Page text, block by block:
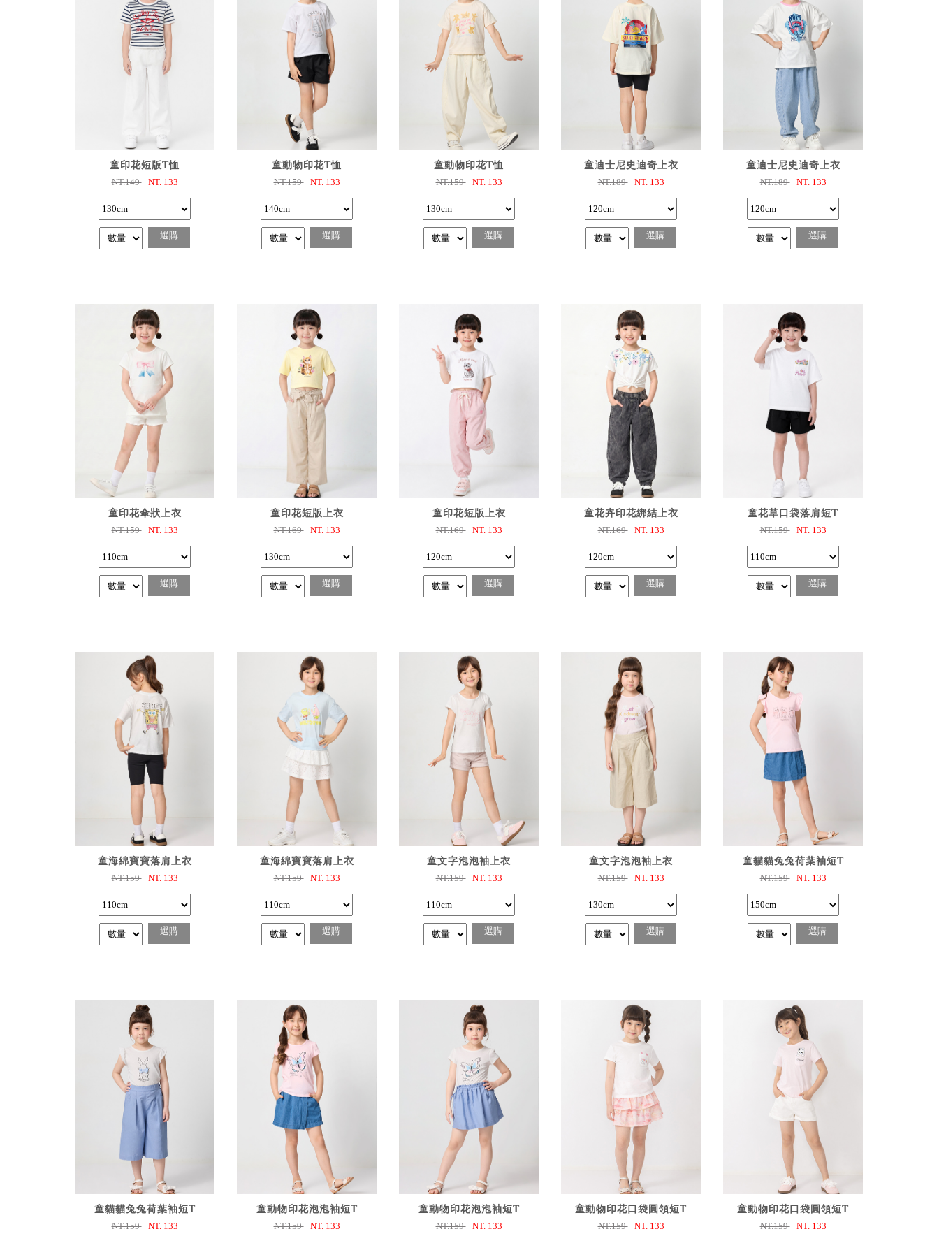
已選購
童印花短版T恤
NT.149
NT. 133
選購
已選購
童動物印花T恤
NT.159
NT. 133
選購
已選購
童動物印花T恤
NT.159
NT. 133
選購
已選購
童迪士尼史迪奇上衣
NT.189
NT. 133
選購
已選購
童迪士尼史迪奇上衣
NT.189
NT. 133
選購
已選購
童印花傘狀上衣
NT.159
NT. 133
選購
已選購
童印花短版上衣
NT.169
NT. 133
選購
已選購
童印花短版上衣
NT.169
NT. 133
選購
已選購
童花卉印花綁結上衣
NT.169
NT. 133
選購
已選購
童花草口袋落肩短T
NT.159
NT. 133
選購
已選購
童海綿寶寶落肩上衣
NT.159
NT. 133
選購
已選購
童海綿寶寶落肩上衣
NT.159
NT. 133
選購
已選購
童文字泡泡袖上衣
NT.159
NT. 133
選購
已選購
童文字泡泡袖上衣
NT.159
NT. 133
選購
已選購
童貓貓兔兔荷葉袖短T
NT.159
NT. 133
選購
已選購
童貓貓兔兔荷葉袖短T
NT.159
NT. 133
已選購
童動物印花泡泡袖短T
NT.159
NT. 133
已選購
童動物印花泡泡袖短T
NT.159
NT. 133
已選購
童動物印花口袋圓領短T
NT.159
NT. 133
已選購
童動物印花口袋圓領短T
NT.159
NT. 133